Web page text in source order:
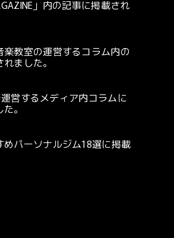
」内の記事に掲載され
楽教室の運営するコラム内の
ました。
運営するメディア内コラムに
。
めパーソナルジム18選に掲載